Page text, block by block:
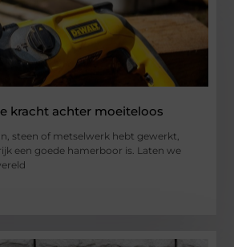
kracht achter moeiteloos
steen of metselwerk hebt gewerkt,
een goede hamerboor is. Laten we